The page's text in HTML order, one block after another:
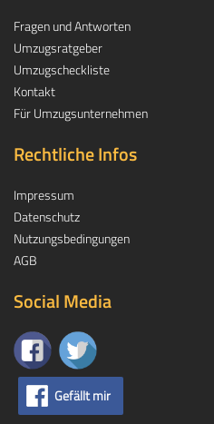
Fragen und Antworten
Umzugsratgeber
Umzugscheckliste
Kontakt
Für Umzugsunternehmen
Rechtliche Infos
Impressum
Datenschutz
Nutzungsbedingungen
AGB
Social Media
Gefällt mir